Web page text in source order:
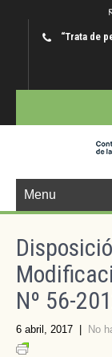
“Trata de
Menu
Nº 56-
6 abril, 2017 No